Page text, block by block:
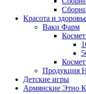
Красота и
Ваки Фарм
Продукция
Детские игры
Армянские Этно